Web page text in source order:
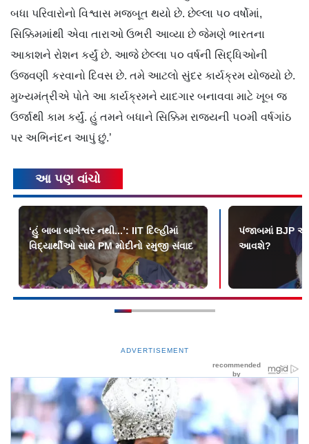
બધા પરિવારોનો વિશ્વાસ મજબૂત થયો છે. છેલ્લા ૫૦ વર્ષોમાં,
સિક્કિમમાંથી એવા તારાઓ ઉભરી આવ્યા છે જેમણે ભારતના
આકાશને રોશન કર્યું છે. આજે છેલ્લા ૫૦ વર્ષની સિદ્ધિઓની
ઉજવણી કરવાનો દિવસ છે. તમે આટલો સુંદર કાર્યક્રમ યોજ્યો છે.
મુખ્યમંત્રીએ પોતે આ કાર્યક્રમને યાદગાર બનાવવા માટે ખૂબ જ
ઉર્જાથી કામ કર્યું. હું તમને બધાને સિક્કિમ રાજ્યની ૫૦મી વર્ષગાંઠ
પર અભિનંદન આપું છું.’
આ પણ વાંચો
‘હું બાબા બાગેશ્વર નથી...’: IIT દિલ્હીમાં
વિદ્યાર્થીઓ સાથે PM મોદીનો રમુજી સંવાદ
પંજાબમાં BJP
આવશે?
ADVERTISEMENT